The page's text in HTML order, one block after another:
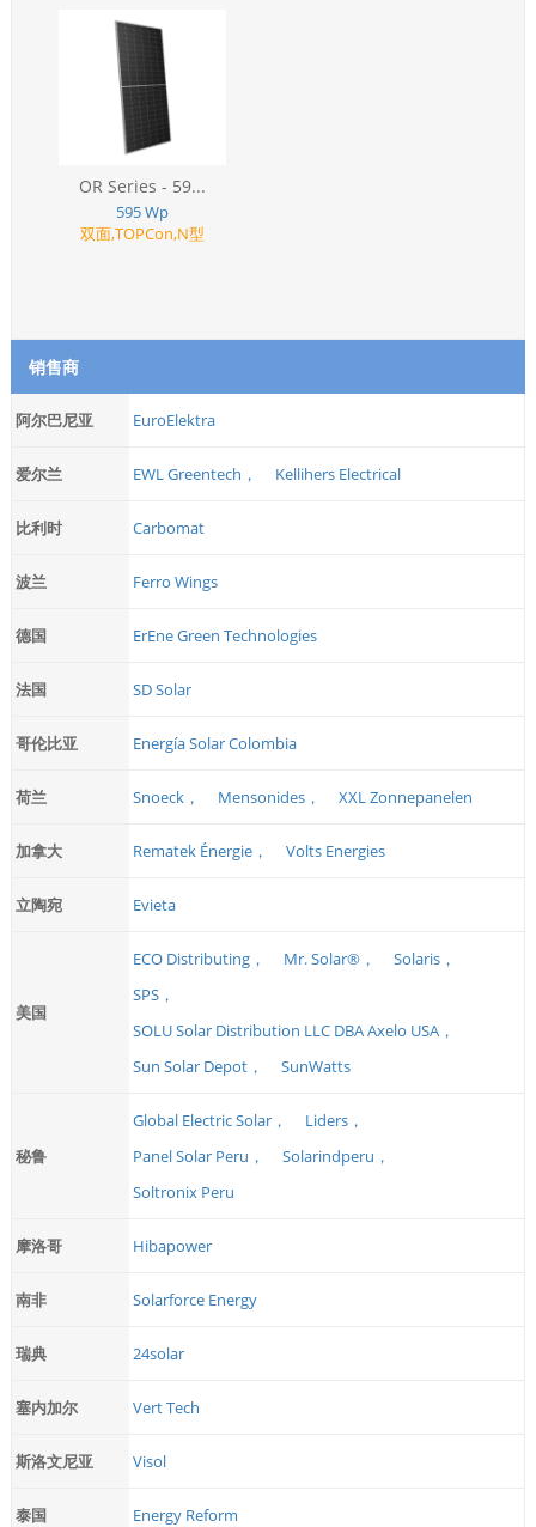
OR Series - 59...
595 Wp
双面,TOPCon,N型
销售商
阿尔巴尼亚 EuroElektra
爱尔兰 EWL Greentech， Kellihers Electrical
比利时 Carbomat
波兰 Ferro Wings
德国 ErEne Green Technologies
法国 SD Solar
哥伦比亚 Energía Solar Colombia
荷兰 Snoeck， Mensonides， XXL Zonnepanelen
加拿大 Rematek Énergie， Volts Energies
立陶宛 Evieta
美国
ECO Distributing， Mr. Solar®，
Solaris，
SPS，
SOLU Solar Distribution LLC DBA Axelo USA，
Sun Solar Depot，
SunWatts
秘鲁
Global Electric Solar，
Liders，
Panel Solar Peru，
Solarindperu，
Soltronix Peru
摩洛哥 Hibapower
南非 Solarforce Energy
瑞典 24solar
塞内加尔 Vert Tech
斯洛文尼亚 Visol
泰国 Energy Reform